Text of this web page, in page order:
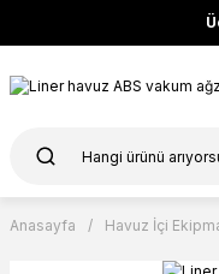
Anasayfa Havuz İçi